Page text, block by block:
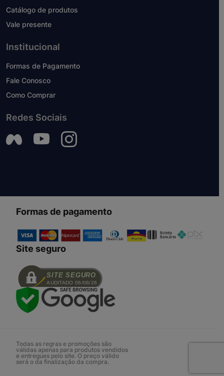
Catálogo de produtos
Vale presente
Institucional
Formas de Pagamento
Fale Conosco
Como Comprar
Redes Sociais
Formas de pagamento
Site seguro
SITE SEGURO
AUDITADO 06/08/26
Todas as regras e promoções são
válidas apenas para produtos vendidos
e entregues pelo site. O preço válido
será o da finalização da compra.